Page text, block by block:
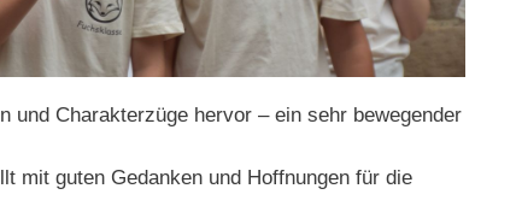
und Charakterzüge hervor – ein sehr bewegender
mit guten Gedanken und Hoffnungen für die